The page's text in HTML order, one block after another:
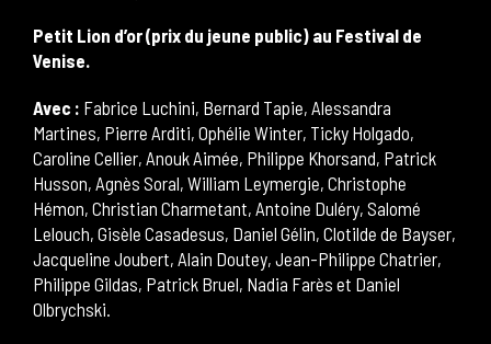
Petit Lion d’or (prix du jeune public) au Festival de
Venise.
Avec : Fabrice Luchini, Bernard Tapie, Alessandra
Martines, Pierre Arditi, Ophélie Winter, Ticky Holgado,
Caroline Cellier, Anouk Aimée, Philippe Khorsand, Patrick
Husson, Agnès Soral, William Leymergie, Christophe
Hémon, Christian Charmetant, Antoine Duléry, Salomé
Lelouch, Gisèle Casadesus, Daniel Gélin, Clotilde de Bayser,
Jacqueline Joubert, Alain Doutey, Jean-Philippe Chatrier,
Philippe Gildas, Patrick Bruel, Nadia Farès et Daniel
Olbrychski.